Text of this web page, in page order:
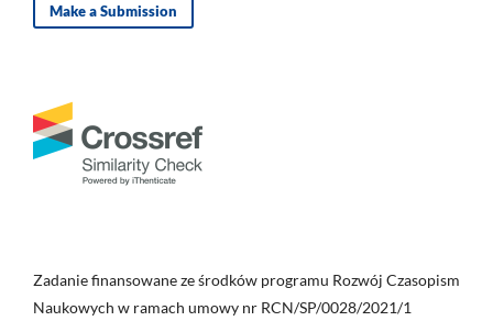
Make a Submission
Zadanie finansowane ze środków programu Rozwój Czasopism
Naukowych w ramach umowy nr RCN/SP/0028/2021/1